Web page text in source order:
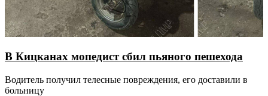
В Кицканах мопедист сбил пьяного пешехода
Водитель получил телесные повреждения, его доставили в
больницу